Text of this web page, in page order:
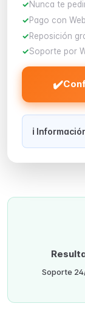
Nunca te
Pago con
Reposición
Soporte por
✔️
ℹ️
Soporte